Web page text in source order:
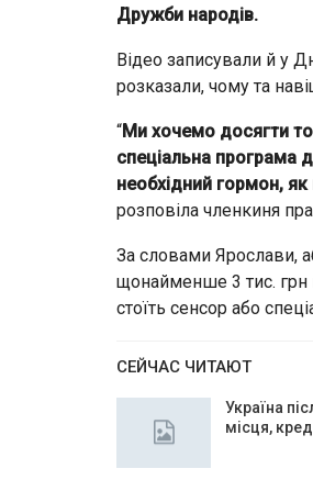
Дружби народів.
Відео записували й у
розказали, чому та
“Ми хочемо досягти
спеціальна програма
необхідний гормон, як
розповіла членкиня
За словами Ярослави,
щонайменше 3 тис. грн
стоїть сенсор або
СЕЙЧАС ЧИТАЮТ
Україна
місця,